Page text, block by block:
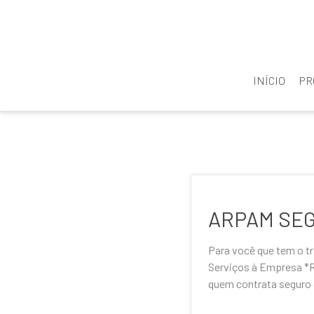
INÍCIO
ARPAM
Para você que tem o
Serviços à Empresa
quem contrata